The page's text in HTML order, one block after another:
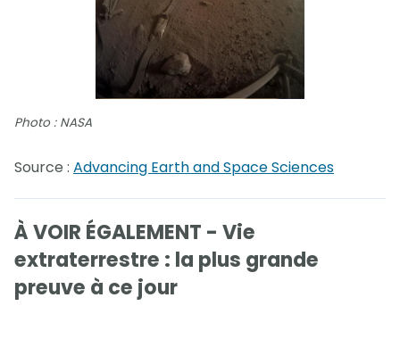
Photo : NASA
Source : Advancing Earth and Space Sciences
À VOIR ÉGALEMENT - Vie
extraterrestre : la plus grande
preuve à ce jour